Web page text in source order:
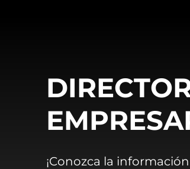
¡Conozca la